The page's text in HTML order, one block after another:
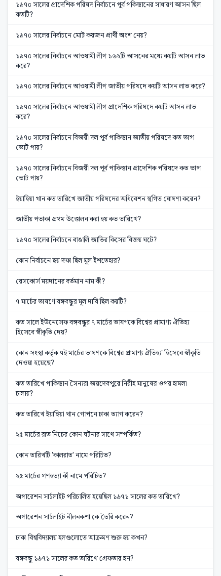
১৯৭০ সালের প্রাদেশিক পরিষদ নির্বাচনে পূর্ব পকিস্তানের সাধারণ আসন ছিল
কতটি?
১৯৭০ সালের নির্বাচনে মোট কয়জন প্রার্থী অংশ নেয়?
১৯৭০ সালের নির্বাচনে আওয়ামী লীগ ১৬২টি আসনের মধ্যে কয়টি আসন লাভ
করে?
১৯৭০ সালের নির্বাচনে আওয়ামী লীগ জাতীয় পরিষদে কয়টি আসন লাভ করে?
১৯৭০ সালের নির্বাচনে আওয়ামী লীগ প্রাদেশিক পরিষদে কয়টি আসন লাভ
করে?
১৯৭০ সালের নির্বাচনে বিজয়ী দল পূর্ব পাকিস্তান জাতীয় পরিষদে কত ভাগ
ভোট পায়?
১৯৭০ সালের নির্বাচনে বিজয়ী দল পূর্ব পাকিস্তান প্রাদেশিক পরিষদে কত ভাগ
ভোট পায়?
ইয়াহিয়া খান কত তারিখে জাতীয় পরিষদের অধিবেশন স্থগিত ঘোষণা করেন?
জাতীয় পতাকা প্রথম উত্তোলন করা হয় কত তারিখে?
১৯৭০ সালের নির্বাচনে বাঙালি জাতির কিসের বিজয় ঘটে?
কোন নির্বাচনে ছয় দফা ছিল মূল ইশতেহার?
রেসকোর্স ময়দানের বর্তমান নাম কী?
৭ মার্চের ভাষণে বঙ্গবন্ধুর মূল দাবি ছিল কয়টি?
কত সালে ইউনেসেফ বঙ্গবন্ধুর ৭ মার্চের ভাষণকে বিশ্বের প্রামাণ্য ঐতিহ্য
হিসেবে স্বীকৃতি দেয়?
কোন সংস্থা কর্তৃক ৭ই মার্চের ভাষণকে বিশ্বের প্রামাণ্য ঐতিহ্য' হিসেবে স্বীকৃতি
দেওয়া হয়েছে?
কত তারিখে পাকিস্তান সৈন্যরা জয়দেবপুরে নিরীহ মানুষের ওপর হামলা
চালায়?
কত তারিখে ইয়াহিয়া খান গোপনে ঢাকা ত্যাগ করেন?
২৫ মার্চের রাত নিচের কোন ঘটনার সাথে সম্পর্কিত?
কোন তারিখটি 'কালরাত' নামে পরিচিত?
২৫ মার্চের গণহত্যা কী নামে পরিচিত?
অপারেশন সার্চলাইট পরিচালিত হয়েছিল ১৯৭১ সালের কত তারিখে?
অপারেশন সার্চলাইট নীলনকশা কে তৈরি করেন?
ঢাকা বিশ্ববিদ্যালয় হলগুলোতে আক্রমণ শুরু হয় কখন?
বঙ্গবন্ধু ১৯৭১ সালের কত তারিখে গ্রেফতার হন?